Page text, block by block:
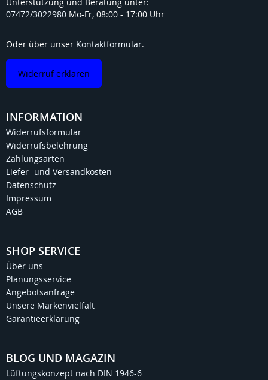
Unterstützung und Beratung unter:
07472/3022980 Mo-Fr, 08:00 - 17:00 Uhr
Oder über unser Kontaktformular.
Widerruf erklären
INFORMATION
Widerrufsformular
Widerrufsbelehrung
Zahlungsarten
Liefer- und Versandkosten
Datenschutz
Impressum
AGB
SHOP SERVICE
Über uns
Planungsservice
Angebotsanfrage
Unsere Markenvielfalt
Garantieerklärung
BLOG UND MAGAZIN
Lüftungskonzept nach DIN 1946-6